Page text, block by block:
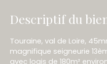
Descriptif du
Touraine, val de Loire,
magnifique seigneurie
avec logis de 180m²